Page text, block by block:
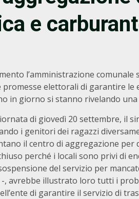
e
l’amministrazione comunale
elettorali di garantire le
in giorno si stanno rivelando
di giovedì 20 settembre, il
i genitori dei ragazzi
il centro di aggregazione per
perché i locali sono privi di
del servizio per
, avrebbe illustrato loro tutti i
di garantire il servizio di